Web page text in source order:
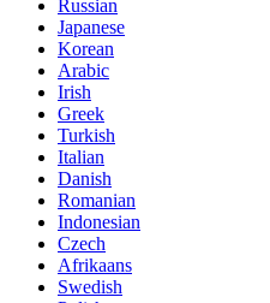
Russian
Japanese
Korean
Arabic
Irish
Greek
Turkish
Italian
Danish
Romanian
Indonesian
Czech
Afrikaans
Swedish